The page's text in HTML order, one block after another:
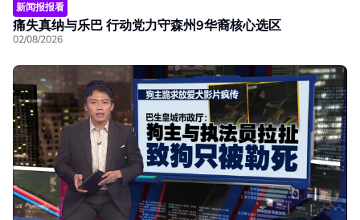
新闻报报看
痛失真纳与乐巴 行动党力守森州9华裔核心选区
02/08/2026